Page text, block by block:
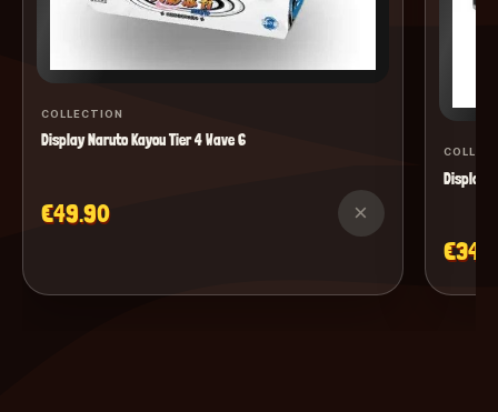
COLLECTION
Display Naruto Kayou Tier 4 Wave 6
€49.90 ×
Display